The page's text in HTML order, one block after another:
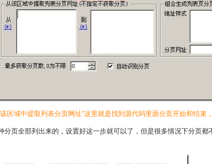
区域中提取列表分页网址”这里就是找到源代码里面分页开始和结束
分页全部列出来的，设置好这一步就可以了，但是很多情况下分页